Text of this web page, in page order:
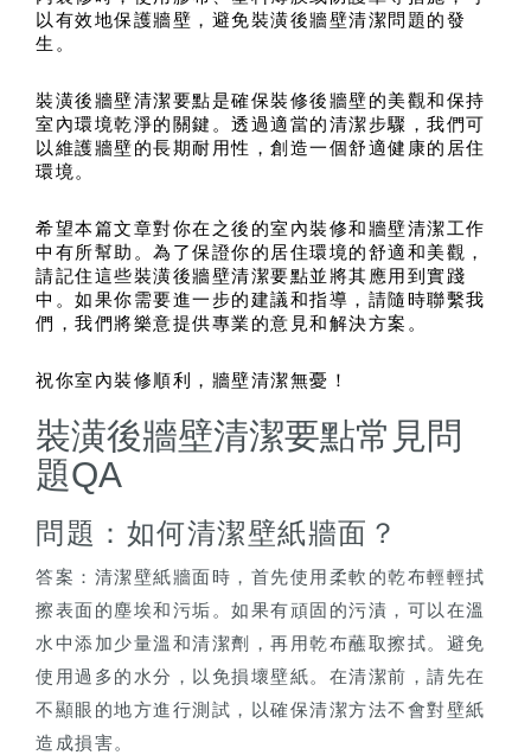
以有效地保護牆壁，避免裝潢後牆壁清潔問題的發
生。
裝潢後牆壁清潔要點是確保裝修後牆壁的美觀和保持
室內環境乾淨的關鍵。透過適當的清潔步驟，我們可
以維護牆壁的長期耐用性，創造一個舒適健康的居住
環境。
希望本篇文章對你在之後的室內裝修和牆壁清潔工作
中有所幫助。為了保證你的居住環境的舒適和美觀，
請記住這些裝潢後牆壁清潔要點並將其應用到實踐
中。如果你需要進一步的建議和指導，請隨時聯繫我
們，我們將樂意提供專業的意見和解決方案。
祝你室內裝修順利，牆壁清潔無憂！
裝潢後牆壁清潔要點常見問
題QA
問題：如何清潔壁紙牆面？
答案：清潔壁紙牆面時，首先使用柔軟的乾布輕輕拭
擦表面的塵埃和污垢。如果有頑固的污漬，可以在溫
水中添加少量溫和清潔劑，再用乾布蘸取擦拭。避免
使用過多的水分，以免損壞壁紙。在清潔前，請先在
不顯眼的地方進行測試，以確保清潔方法不會對壁紙
造成損害。